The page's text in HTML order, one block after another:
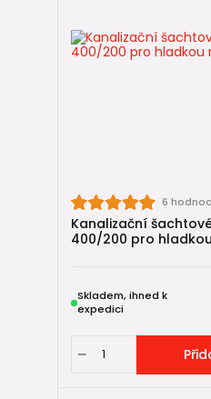
6
Kanalizační
400/200 pro hladkou
Skladem, ihned k
expedici